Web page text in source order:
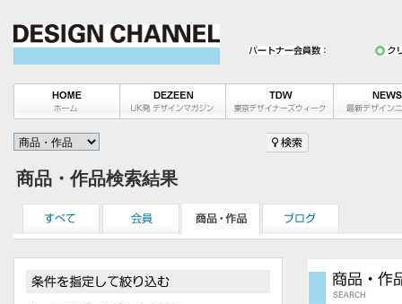
商品・作品検索結果